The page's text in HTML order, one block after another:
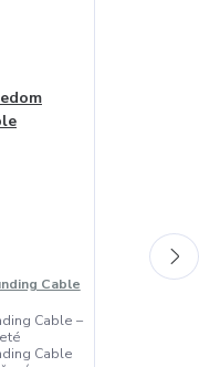
Cable
Cable –
Cable
Audio